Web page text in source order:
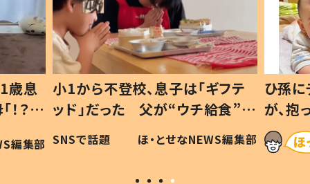
歳息
？」
編集部
小1から不登校、息子は「ギフテ
ッド」だった 父が“ウチ給食”を
作り続ける理由とは #令和の親
#令和の子
SNSで話題 ほ・とせなNEWS編集部
ひ孫
が、
「涙が
い」